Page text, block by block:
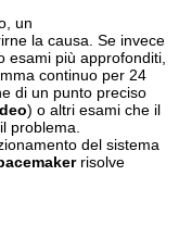
un
la causa. Se invece
esami più approfonditi,
continuo per 24
di un punto preciso
) o altri esami che il
problema.
del sistema
risolve